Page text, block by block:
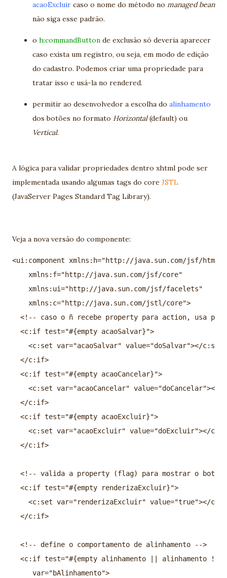
acaoExcluir caso o nome do método no managed bean
não siga esse padrão.
o h:commandButton de exclusão só deveria aparecer
caso exista um registro, ou seja, em modo de edição
do cadastro. Podemos criar uma propriedade para
tratar isso e usá-la no rendered.
permitir ao desenvolvedor a escolha do alinhamento
dos botões no formato Horizontal(default) ou
Vertical.
A lógica para validar propriedades dentro xhtml pode ser
implementada usando algumas tags do core JSTL
(JavaServer Pages Standard Tag Library).
Veja a nova versão do componente:
<ui:component xmlns:h="http://java.sun.com/jsf/html"
xmlns:f="http://java.sun.com/jsf/core"
xmlns:ui="http://java.sun.com/jsf/facelets"
xmlns:c="http://java.sun.com/jstl/core">
<!-- caso o ñ recebe property para action, usa
<c:if test="#{empty acaoSalvar}">
<c:set var="acaoSalvar" value="doSalvar"></c:set>
</c:if>
<c:if test="#{empty acaoCancelar}">
<c:set var="acaoCancelar" value="doCancelar"></
</c:if>
<c:if test="#{empty acaoExcluir}">
<c:set var="acaoExcluir" value="doExcluir"></
</c:if>
<!-- valida a property (flag) para mostrar o botão
<c:if test="#{empty renderizaExcluir}">
<c:set var="renderizaExcluir" value="true"></
</c:if>
<!-- define o comportamento de alinhamento -->
<c:if test="#{empty alinhamento || alinhamento
var="bAlinhamento">